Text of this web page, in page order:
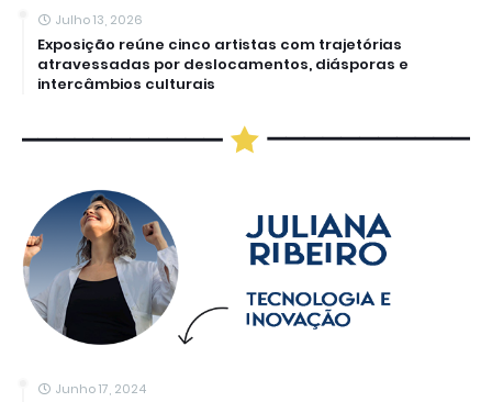
Julho 13, 2026
Exposição reúne cinco artistas com trajetórias
atravessadas por deslocamentos, diásporas e
intercâmbios culturais
Junho 17, 2024